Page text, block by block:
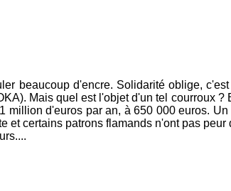
beaucoup d'encre. Solidarité oblige,
Mais quel est l'objet d'un tel courroux
d'euros par an, à 650 000 euros.
certains patrons flamands n'ont pas